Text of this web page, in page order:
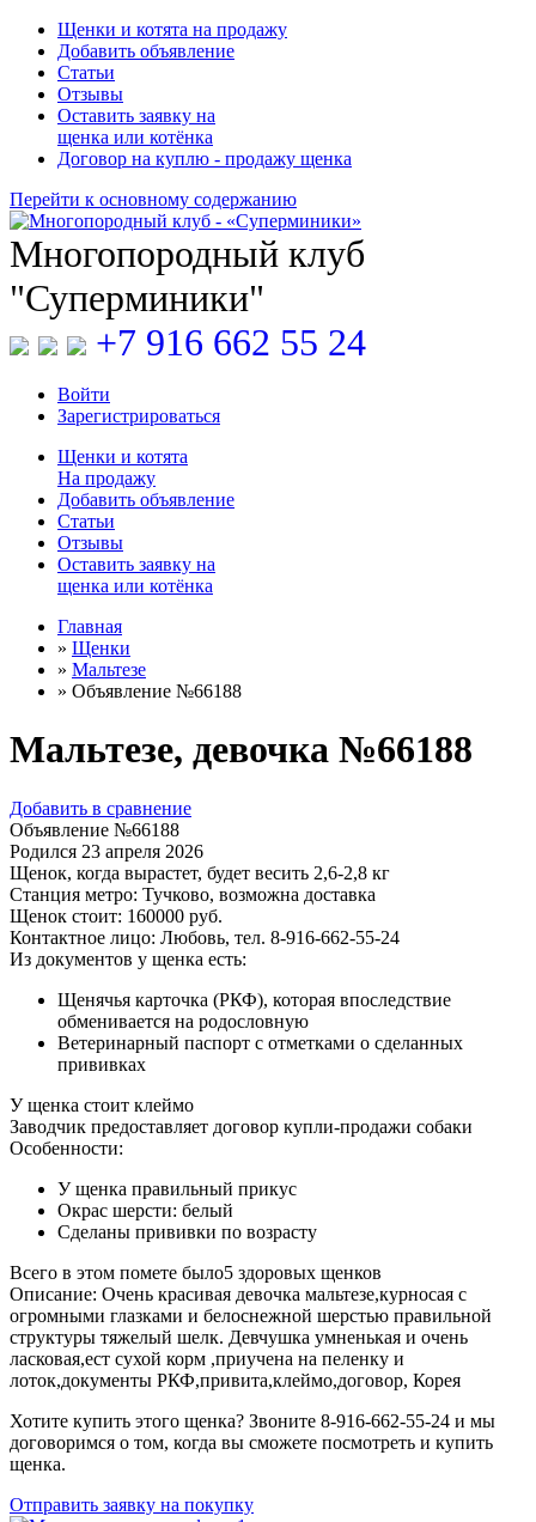
Щенки и котята на продажу
Добавить объявление
Статьи
Отзывы
Оставить заявку на
щенка или котёнка
Договор на куплю - продажу щенка
Перейти к основному содержанию
Многопородный клуб
"Суперминики"
+7 916 662 55 24
Войти
Зарегистрироваться
Щенки и котята
На продажу
Добавить объявление
Статьи
Отзывы
Оставить заявку на
щенка или котёнка
Главная
» Щенки
» Мальтезе
» Объявление №66188
Мальтезе, девочка №66188
Добавить в сравнение
Объявление №66188
Родился 23 апреля 2026
Щенок, когда вырастет, будет весить 2,6-2,8 кг
Станция метро: Тучково, возможна доставка
Щенок стоит: 160000 руб.
Контактное лицо: Любовь, тел. 8-916-662-55-24
Из документов у щенка есть:
Щенячья карточка (РКФ), которая впоследствие
обменивается на родословную
Ветеринарный паспорт с отметками о сделанных
прививках
У щенка стоит клеймо
Заводчик предоставляет договор купли-продажи собаки
Особенности:
У щенка правильный прикус
Окрас шерсти: белый
Сделаны прививки по возрасту
Всего в этом помете было5 здоровых щенков
Описание: Очень красивая девочка мальтезе,курносая с
огромными глазками и белоснежной шерстью правильной
структуры тяжелый шелк. Девчушка умненькая и очень
ласковая,ест сухой корм ,приучена на пеленку и
лоток,документы РКФ,привита,клеймо,договор, Корея
Хотите купить этого щенка? Звоните 8-916-662-55-24 и мы
договоримся о том, когда вы сможете посмотреть и купить
щенка.
Отправить заявку на покупку